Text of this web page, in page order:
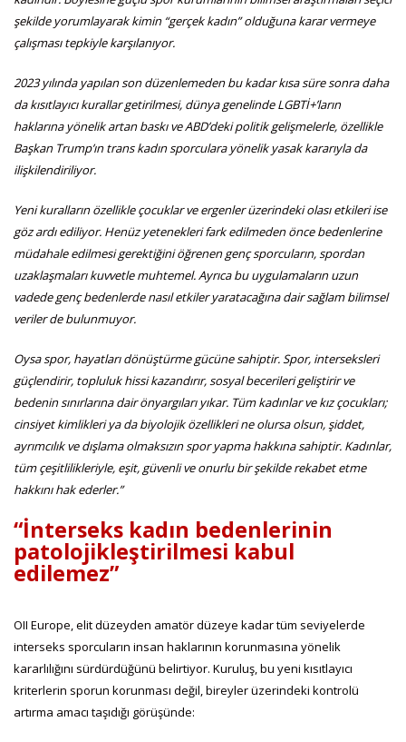
şekilde yorumlayarak kimin “gerçek kadın” olduğuna karar vermeye
çalışması tepkiyle karşılanıyor.
2023 yılında yapılan son düzenlemeden bu kadar kısa süre sonra daha
da kısıtlayıcı kurallar getirilmesi, dünya genelinde LGBTİ+’ların
haklarına yönelik artan baskı ve ABD’deki politik gelişmelerle, özellikle
Başkan Trump’ın trans kadın sporculara yönelik yasak kararıyla da
ilişkilendiriliyor.
Yeni kuralların özellikle çocuklar ve ergenler üzerindeki olası etkileri ise
göz ardı ediliyor. Henüz yetenekleri fark edilmeden önce bedenlerine
müdahale edilmesi gerektiğini öğrenen genç sporcuların, spordan
uzaklaşmaları kuvvetle muhtemel. Ayrıca bu uygulamaların uzun
vadede genç bedenlerde nasıl etkiler yaratacağına dair sağlam bilimsel
veriler de bulunmuyor.
Oysa spor, hayatları dönüştürme gücüne sahiptir. Spor, interseksleri
güçlendirir, topluluk hissi kazandırır, sosyal becerileri geliştirir ve
bedenin sınırlarına dair önyargıları yıkar. Tüm kadınlar ve kız çocukları;
cinsiyet kimlikleri ya da biyolojik özellikleri ne olursa olsun, şiddet,
ayrımcılık ve dışlama olmaksızın spor yapma hakkına sahiptir. Kadınlar,
tüm çeşitlilikleriyle, eşit, güvenli ve onurlu bir şekilde rekabet etme
hakkını hak ederler.”
“İnterseks kadın bedenlerinin
patolojikleştirilmesi kabul
edilemez”
OII Europe, elit düzeyden amatör düzeye kadar tüm seviyelerde
interseks sporcuların insan haklarının korunmasına yönelik
kararlılığını sürdürdüğünü belirtiyor. Kuruluş, bu yeni kısıtlayıcı
kriterlerin sporun korunması değil, bireyler üzerindeki kontrolü
artırma amacı taşıdığı görüşünde: